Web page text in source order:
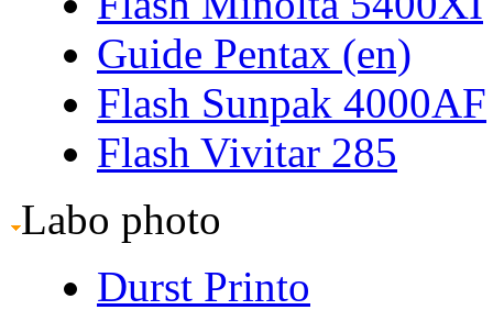
Guide Pentax (en)
Flash Sunpak 4000AF
Flash Vivitar 285
Labo photo
Durst Printo